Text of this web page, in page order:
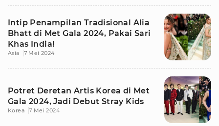
Intip Penampilan Tradisional Alia
Bhatt di Met Gala 2024, Pakai Sari
Khas India!
Asia 7 Mei 2024
Potret Deretan Artis Korea di Met
Gala 2024, Jadi Debut Stray Kids
Korea 7 Mei 2024